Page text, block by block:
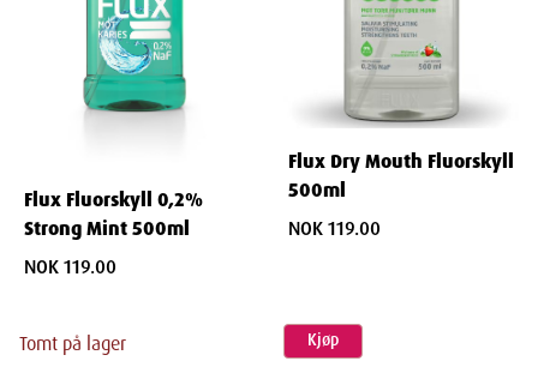
Flux Fluorskyll 0,2%
Strong Mint 500ml
NOK 119.00
Tomt på lager
Flux Dry Mouth Fluorskyll
500ml
NOK 119.00
Kjøp